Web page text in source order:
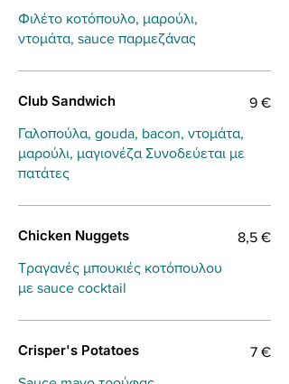
Φιλέτο κοτόπουλο, μαρούλι,
ντομάτα, sauce παρμεζάνας
Club Sandwich
Γαλοπούλα, gouda, bacon, ντομάτα,
μαρούλι, μαγιονέζα Συνοδεύεται με
πατάτες
9 €
Chicken Nuggets
Τραγανές μπουκιές κοτόπουλου
με sauce cocktail
8,5 €
Crisper's Potatoes 7 €